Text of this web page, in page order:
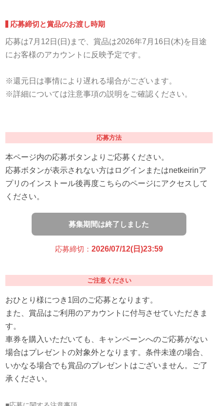
応募締切と賞品のお渡し時期
応募は7月12日(日)まで、賞品は2026年7月16日(木)を目途
にお客様のアカウントに反映予定です。
※還元日は事情により遅れる場合がございます。
※詳細については注意事項の説明をご確認ください。
応募方法
本ページ内の応募ボタンよりご応募ください。
応募ボタンが表示されない方はログインまたはnetkeirinア
プリのインストール後再度こちらのページにアクセスして
ください。
募集期間は終了しました
応募締切： 2026/07/12(日)23:59
ご注意ください
おひとり様につき1回のご応募となります。
また、賞品はご利用のアカウントに付与させていただきま
す。
車券を購入いただいても、キャンペーンへのご応募がない
場合はプレゼントの対象外となります。条件未達の場合、
いかなる場合でも賞品のプレゼントはございません。ご了
承ください。